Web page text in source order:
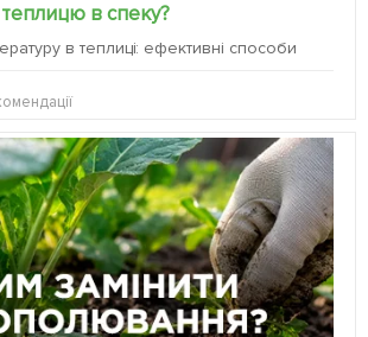
в спеку?
в теплиці: ефективні способи